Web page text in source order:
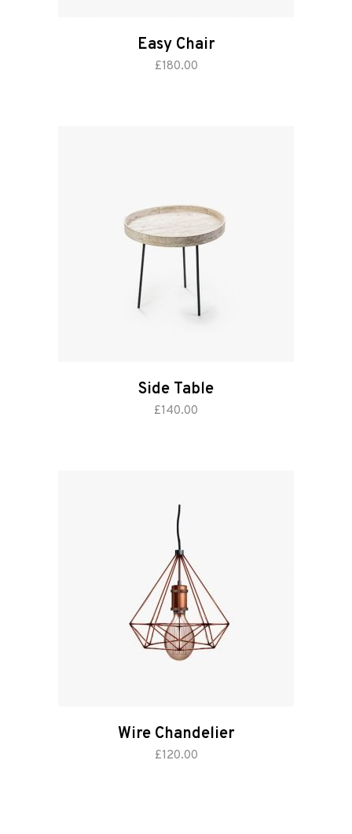
Easy Chair
£180.00
aggiungi al carrello
Side Table
£140.00
aggiungi al carrello
Wire Chandelier
£120.00
aggiungi al carrello